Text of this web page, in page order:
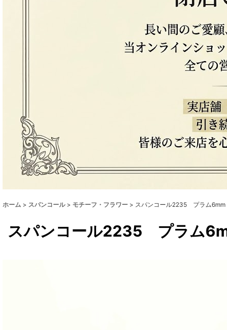
ホーム > スパンコール > モチーフ・フラワー > スパンコール2235 プラム
スパンコール2235 プラム